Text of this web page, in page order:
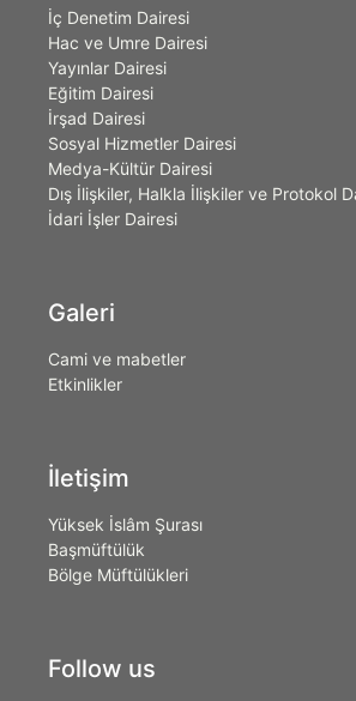
İç Denetim Dairesi
Hac ve Umre Dairesi
Yayınlar Dairesi
Eğitim Dairesi
İrşad Dairesi
Sosyal Hizmetler Dairesi
Medya-Kültür Dairesi
Dış İlişkiler, Halkla İlişkiler ve Protokol
İdari İşler Dairesi
Galeri
Cami ve mabetler
Etkinlikler
İletişim
Yüksek İslâm Şurası
Başmüftülük
Bölge Müftülükleri
Follow us